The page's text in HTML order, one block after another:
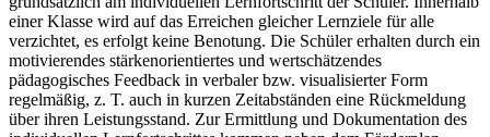
einer Klasse wird auf das Erreichen gleicher Lernziele für alle
verzichtet, es erfolgt keine Benotung. Die Schüler erhalten durch ein
motivierendes stärkenorientiertes und wertschätzendes
pädagogisches Feedback in verbaler bzw. visualisierter Form
regelmäßig, z. T. auch in kurzen Zeitabständen eine Rückmeldung
über ihren Leistungsstand. Zur Ermittlung und Dokumentation des